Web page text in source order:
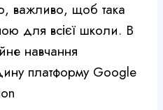
важливо, щоб така
для всієї школи. В
навчання
платформу Google